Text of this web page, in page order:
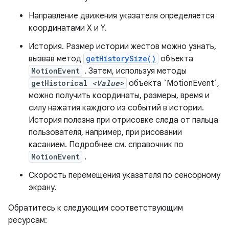
Направление движения указателя определяется
координатами X и Y.
История. Размер истории жестов можно узнать,
вызвав метод getHistorySize() объекта
MotionEvent . Затем, используя методы
getHistorical <Value> объекта `MotionEvent`,
можно получить координаты, размеры, время и
силу нажатия каждого из событий в истории.
История полезна при отрисовке следа от пальца
пользователя, например, при рисовании
касанием. Подробнее см. справочник по
MotionEvent .
Скорость перемещения указателя по сенсорному
экрану.
Обратитесь к следующим соответствующим
ресурсам: